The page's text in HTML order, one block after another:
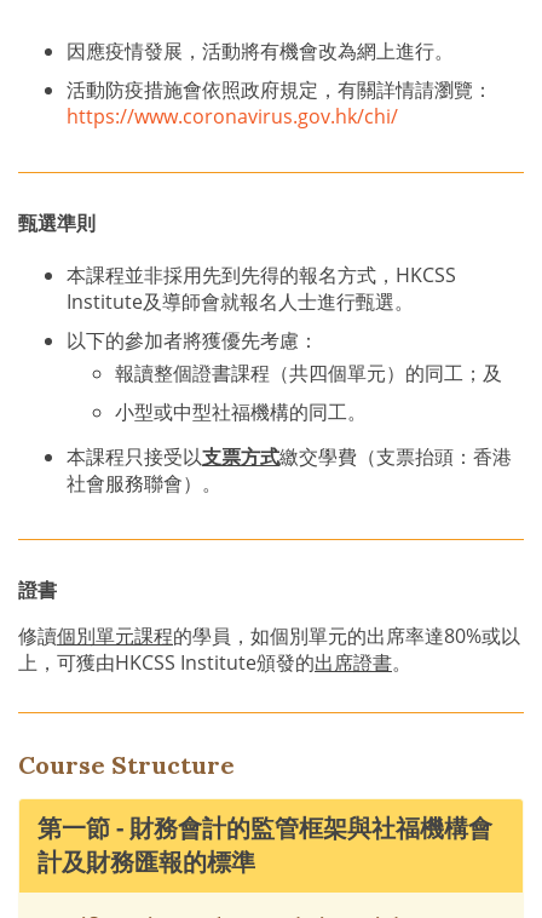
因應疫情發展，活動將有機會改為網上進行。
活動防疫措施會依照政府規定，有關詳情請瀏覽：
https://www.coronavirus.gov.hk/chi/
甄選準則
本課程並非採用先到先得的報名方式，HKCSS
Institute及導師會就報名人士進行甄選。
以下的參加者將獲優先考慮：
報讀整個證書課程（共四個單元）的同工；及
小型或中型社福機構的同工。
本課程只接受以支票方式繳交學費（支票抬頭：香港
社會服務聯會）。
證書
修讀個別單元課程的學員，如個別單元的出席率達80%或以
上，可獲由HKCSS Institute頒發的出席證書。
Course Structure
第一節 - 財務會計的監管框架與社福機構會
計及財務匯報的標準